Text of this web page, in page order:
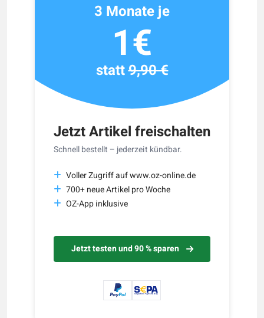
Jetzt Artikel freischalten
Schnell bestellt – jederzeit kündbar.
Voller Zugriff auf www.oz-online.de
700+ neue Artikel pro Woche
OZ-App inklusive
Jetzt testen und 90 % sparen
3 Monate je
1€
statt9,90 €